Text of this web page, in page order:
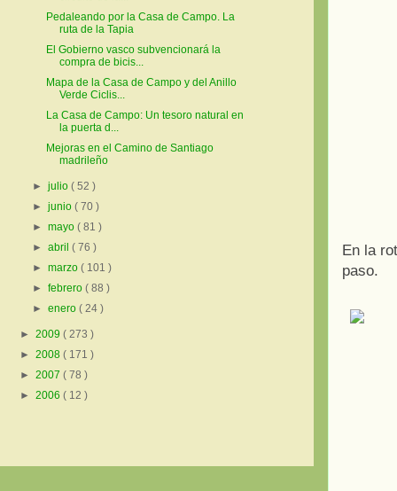
En la
paso.
Pedaleando por la Casa de Campo. La
ruta de la Tapia
El Gobierno vasco subvencionará la
compra de bicis...
Mapa de la Casa de Campo y del Anillo
Verde Ciclis...
La Casa de Campo: Un tesoro natural en
la puerta d...
Mejoras en el Camino de Santiago
madrileño
►julio( 52 )
►junio( 70 )
►mayo( 81 )
►abril( 76 )
►marzo( 101 )
►febrero( 88 )
►enero( 24 )
► 2009 ( 273 )
► 2008 ( 171 )
► 2007 ( 78 )
► 2006 ( 12 )